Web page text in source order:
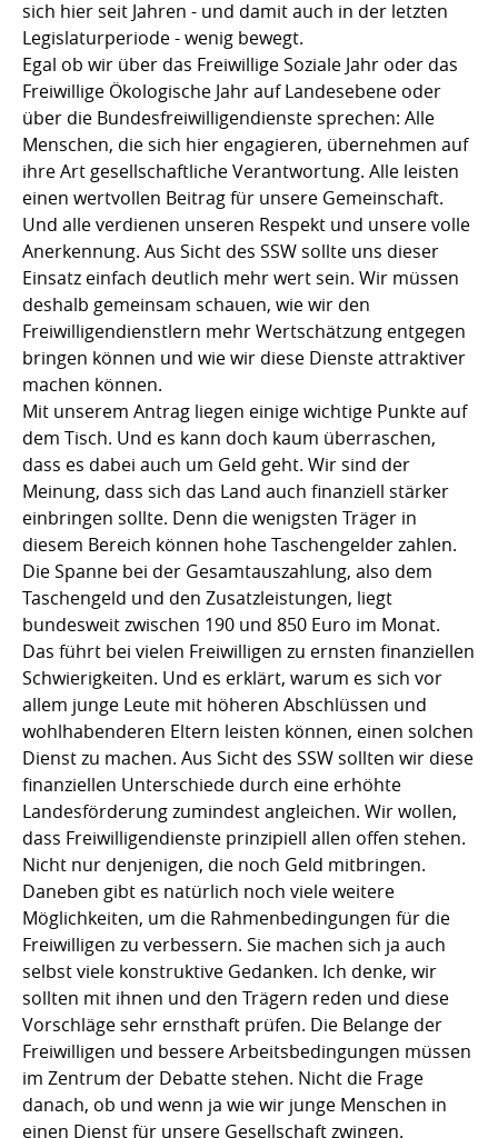
sich hier seit Jahren - und damit auch in der letzten
Legislaturperiode - wenig bewegt.
Egal ob wir über das Freiwillige Soziale Jahr oder das
Freiwillige Ökologische Jahr auf Landesebene oder
über die Bundesfreiwilligendienste sprechen: Alle
Menschen, die sich hier engagieren, übernehmen auf
ihre Art gesellschaftliche Verantwortung. Alle leisten
einen wertvollen Beitrag für unsere Gemeinschaft.
Und alle verdienen unseren Respekt und unsere volle
Anerkennung. Aus Sicht des SSW sollte uns dieser
Einsatz einfach deutlich mehr wert sein. Wir müssen
deshalb gemeinsam schauen, wie wir den
Freiwilligendienstlern mehr Wertschätzung entgegen
bringen können und wie wir diese Dienste attraktiver
machen können.
Mit unserem Antrag liegen einige wichtige Punkte auf
dem Tisch. Und es kann doch kaum überraschen,
dass es dabei auch um Geld geht. Wir sind der
Meinung, dass sich das Land auch finanziell stärker
einbringen sollte. Denn die wenigsten Träger in
diesem Bereich können hohe Taschengelder zahlen.
Die Spanne bei der Gesamtauszahlung, also dem
Taschengeld und den Zusatzleistungen, liegt
bundesweit zwischen 190 und 850 Euro im Monat.
Das führt bei vielen Freiwilligen zu ernsten finanziellen
Schwierigkeiten. Und es erklärt, warum es sich vor
allem junge Leute mit höheren Abschlüssen und
wohlhabenderen Eltern leisten können, einen solchen
Dienst zu machen. Aus Sicht des SSW sollten wir diese
finanziellen Unterschiede durch eine erhöhte
Landesförderung zumindest angleichen. Wir wollen,
dass Freiwilligendienste prinzipiell allen offen stehen.
Nicht nur denjenigen, die noch Geld mitbringen.
Daneben gibt es natürlich noch viele weitere
Möglichkeiten, um die Rahmenbedingungen für die
Freiwilligen zu verbessern. Sie machen sich ja auch
selbst viele konstruktive Gedanken. Ich denke, wir
sollten mit ihnen und den Trägern reden und diese
Vorschläge sehr ernsthaft prüfen. Die Belange der
Freiwilligen und bessere Arbeitsbedingungen müssen
im Zentrum der Debatte stehen. Nicht die Frage
danach, ob und wenn ja wie wir junge Menschen in
einen Dienst für unsere Gesellschaft zwingen.